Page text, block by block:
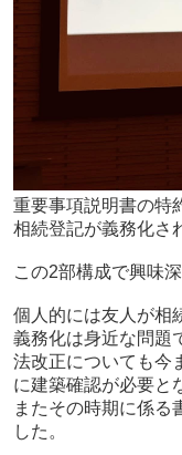
重要事項説明書の特
相続登記が義務化さ
この2部構成で興味
個人的には友人が相
義務化は身近な問題
法改正についても今
に建築確認が必要と
またその時期に係る
した。